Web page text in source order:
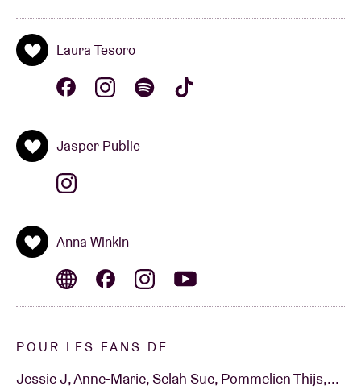
Laura Tesoro
Jasper Publie
Anna Winkin
POUR LES FANS DE
Jessie J, Anne-Marie, Selah Sue, Pommelien Thijs,...